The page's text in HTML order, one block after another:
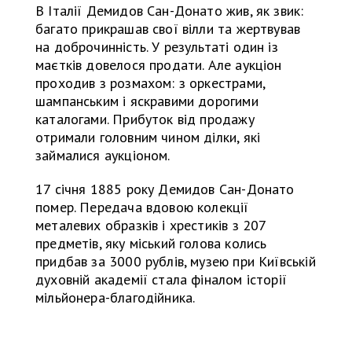
В Італії Демидов Сан-Донато жив, як звик:
багато прикрашав свої вілли та жертвував
на доброчинність. У результаті один із
маєтків довелося продати. Але аукціон
проходив з розмахом: з оркестрами,
шампанським і яскравими дорогими
каталогами. Прибуток від продажу
отримали головним чином ділки, які
займалися аукціоном.
17 січня 1885 року Демидов Сан-Донато
помер. Передача вдовою колекції
металевих образків і хрестиків з 207
предметів, яку міський голова колись
придбав за 3000 рублів, музею при Київській
духовній академії стала фіналом історії
мільйонера-благодійника.